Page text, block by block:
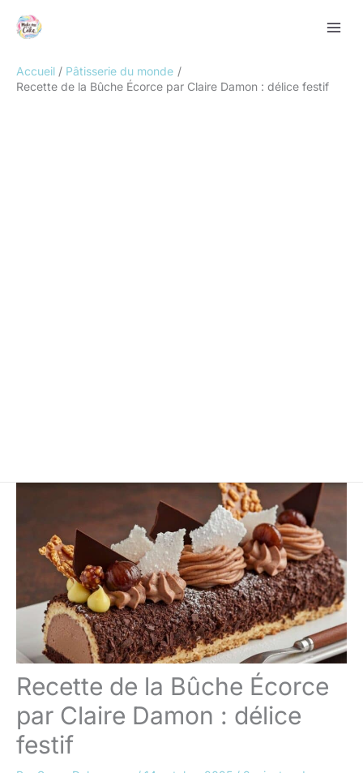
Accueil
Pâtisserie du monde
Recette de la Bûche Écorce par Claire Damon : délice festif
Recette de la Bûche Écorce
par Claire Damon : délice
festif